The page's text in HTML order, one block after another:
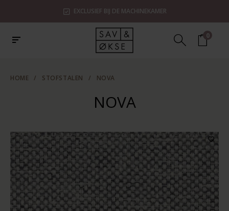
EXCLUSIEF BIJ DE MACHINEKAMER
0
HOME / STOFSTALEN / NOVA
NOVA